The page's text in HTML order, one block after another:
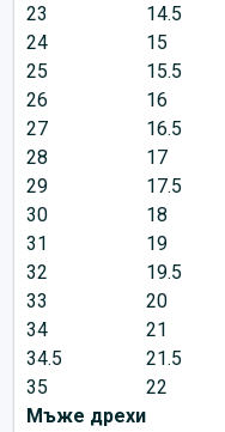
23
14.5
24
15
25
15.5
26
16
27
16.5
28
17
29
17.5
30
18
31
19
32
19.5
33
20
34
21
34.5
21.5
35
22
Мъже дрехи